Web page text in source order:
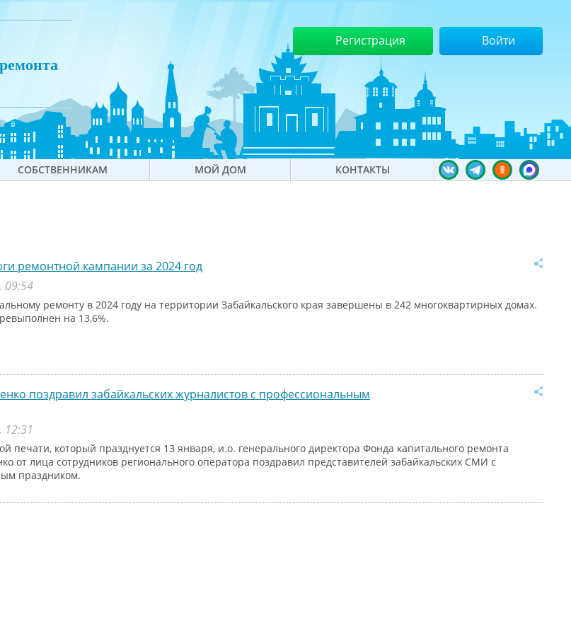
Регистрация Войти
СОБСТВЕННИКАМ МОЙ ДОМ КОНТАКТЫ
ремонтной кампании за 2024 год
09:54
ремонту в 2024 году на территории Забайкальского края завершены в 242 многоквартирных домах.
на 13,6%.
поздравил забайкальских журналистов с профессиональным
12:31
печати, который празднуется 13 января, и.о. генерального директора Фонда капитального ремонта
от лица сотрудников регионального оператора поздравил представителей забайкальских СМИ с
праздником.